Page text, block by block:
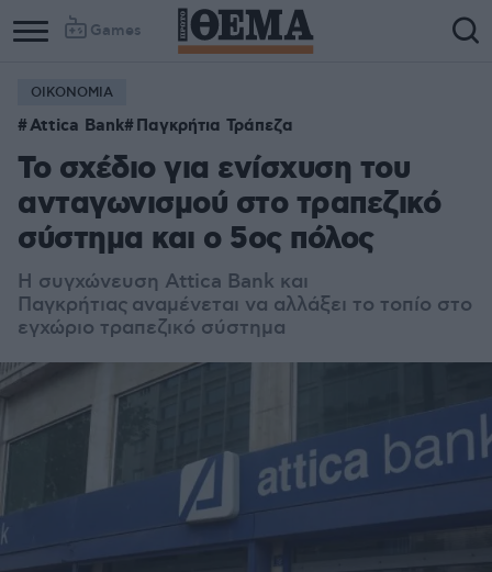
Games
ΟΙΚΟΝΟΜΙΑ
Attica Bank Παγκρήτια Τράπεζα
Το σχέδιο για ενίσχυση του
ανταγωνισμού στο τραπεζικό
σύστημα και ο 5ος πόλος
Η συγχώνευση Attica Bank και
Παγκρήτιας αναμένεται να αλλάξει το τοπίο στο
εγχώριο τραπεζικό σύστημα